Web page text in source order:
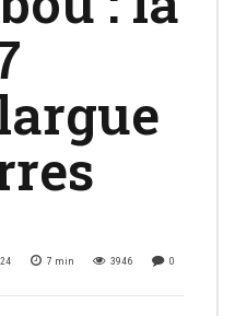
7 min 3946 0